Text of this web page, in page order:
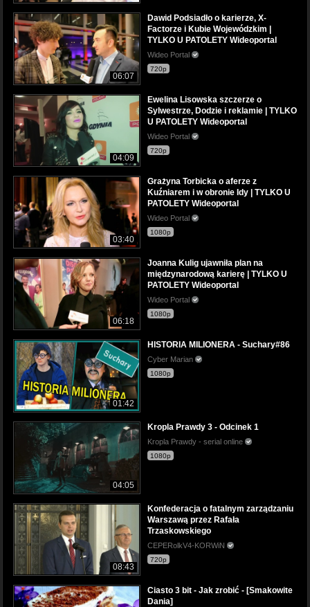
06:07
Dawid Podsiadło o karierze, X-
Factorze i Kubie Wojewódzkim |
TYLKO U PATOLETY Wideoportal
Wideo Portal
720p
04:09
Ewelina Lisowska szczerze o
Sylwestrze, Dodzie i reklamie | TYLKO
U PATOLETY Wideoportal
Wideo Portal
720p
03:40
Grażyna Torbicka o aferze z
Kuźniarem i w obronie Idy | TYLKO U
PATOLETY Wideoportal
Wideo Portal
1080p
06:18
Joanna Kulig ujawniła plan na
międzynarodową karierę | TYLKO U
PATOLETY Wideoportal
Wideo Portal
1080p
01:42
HISTORIA MILIONERA - Suchary#86
Cyber Marian
1080p
04:05
Kropla Prawdy 3 - Odcinek 1
Kropla Prawdy - serial online
1080p
08:43
Konfederacja o fatalnym zarządzaniu
Warszawą przez Rafała
Trzaskowskiego
CEPERolkV4-KORWiN
720p
Ciasto 3 bit - Jak zrobić - [Smakowite
Dania]